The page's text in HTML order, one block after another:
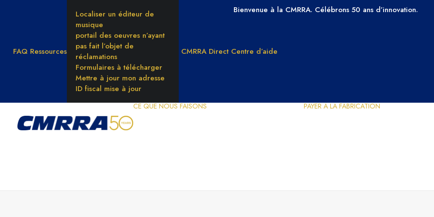
Bienvenue à la CMRRA. Célébrons 50 ans d’innovation.
FAQ Ressources
Localiser un éditeur de
musique
portail des oeuvres n’ayant
pas fait l’objet de
réclamations
Formulaires à télécharger
Mettre à jour mon adresse
ID fiscal mise à jour
CMRRA Direct Centre d’aide
CE QUE NOUS FAISONS PAYER À LA FABRICATION